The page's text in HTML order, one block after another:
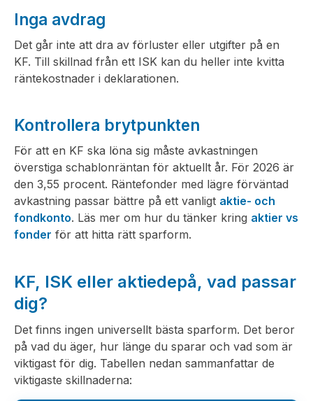
Inga avdrag
Det går inte att dra av förluster eller utgifter på en
KF. Till skillnad från ett ISK kan du heller inte kvitta
räntekostnader i deklarationen.
Kontrollera brytpunkten
För att en KF ska löna sig måste avkastningen
överstiga schablonräntan för aktuellt år. För 2026 är
den 3,55 procent. Räntefonder med lägre förväntad
avkastning passar bättre på ett vanligt aktie- och
fondkonto. Läs mer om hur du tänker kring aktier vs
fonder för att hitta rätt sparform.
KF, ISK eller aktiedepå, vad passar
dig?
Det finns ingen universellt bästa sparform. Det beror
på vad du äger, hur länge du sparar och vad som är
viktigast för dig. Tabellen nedan sammanfattar de
viktigaste skillnaderna: